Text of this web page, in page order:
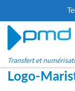
Transfert et
Logo-